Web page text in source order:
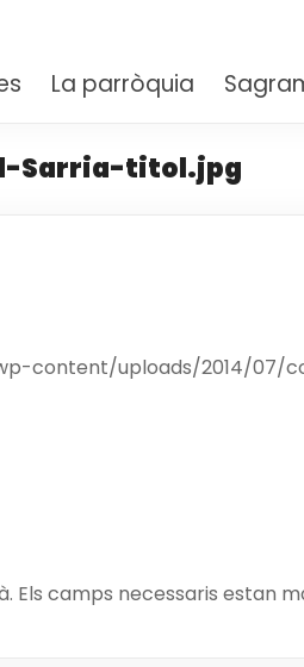
La parròquia
Sarria-titol.jpg
content/uploads/2014/
Els camps necessaris estan